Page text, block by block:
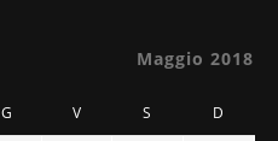
Maggio 2018
G V S D